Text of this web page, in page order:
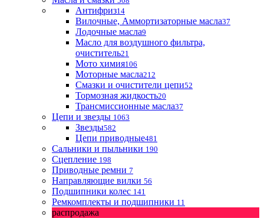
Антифриз14
Вилочные, Аммортизаторные масла37
Лодочные масла9
Масло для воздушного фильтра,
очиститель21
Мото химия106
Моторные масла212
Смазки и очистители цепи52
Тормозная жидкость20
Трансмиссионные масла37
Цепи и звезды 1063
Звезды582
Цепи приводные481
Сальники и пыльники 190
Сцепление 198
Приводные ремни 7
Направляющие вилки 56
Подшипники колес 141
Ремкомплекты и подшипники 11
распродажа